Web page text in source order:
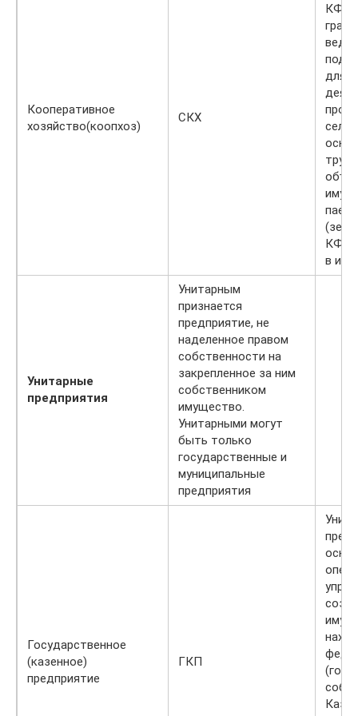
Кооперативное
хозяйство(коопхоз)
СКХ
КФХ
для
КФХ
в их
Унитарные
предприятия
Унитарным
признается
предприятие, не
наделенное правом
собственности на
закрепленное за ним
собственником
имущество.
Унитарными могут
быть только
государственные и
муниципальные
предприятия
Государственное
(казенное)
предприятие
ГКП